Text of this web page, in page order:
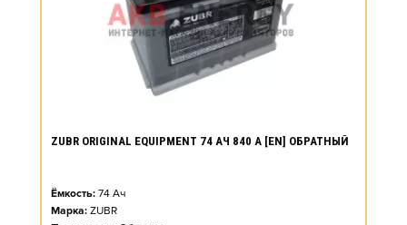
ZUBR ORIGINAL EQUIPMENT 74 АЧ 840 А [EN] ОБРАТНЫЙ
Ёмкость: 74 Ач
Марка: ZUBR